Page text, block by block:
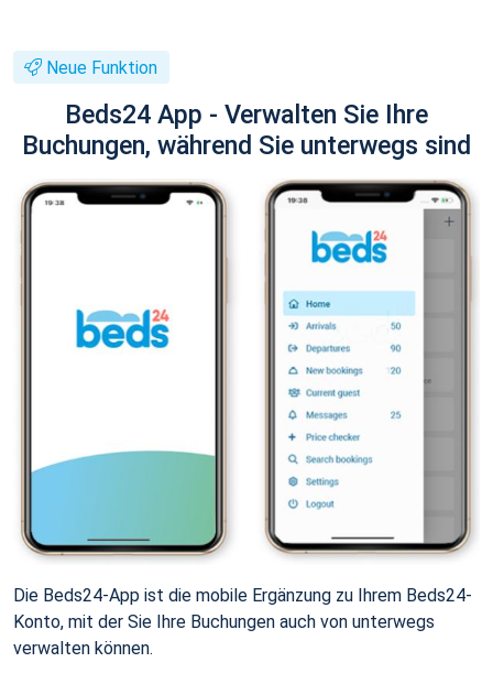
Neue Funktion
Beds24 App - Verwalten Sie Ihre
Buchungen, während Sie unterwegs sind
Die Beds24-App ist die mobile Ergänzung zu Ihrem Beds24-
Konto, mit der Sie Ihre Buchungen auch von unterwegs
verwalten können.